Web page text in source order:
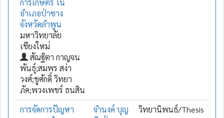
อำเภอป่าซาง
จังหวัดลำพูน
มหาวิทยาลัย
เชียงใหม่
สัณฐิตา กาญจน
พันธุ์;สมพร สง่า
วงศ์;ชูศักดิ์ วิทยา
ภัค;พวงเพชร์ ธนสิน
การจัดการปัญหา
จำนงค์ บุญ
วิทยานิพนธ์/Thesis